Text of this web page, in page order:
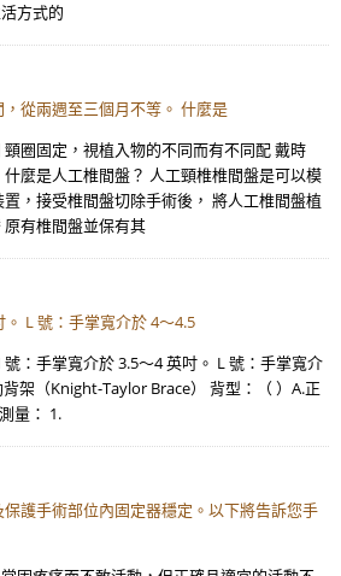
方式的
從兩週至三個月不等。 什麼是
圈固定，視植入物的不同而有不同配 戴時
麼是人工椎間盤？ 人工頸椎椎間盤是可以模
，接受椎間盤切除手術後， 將人工椎間盤植
有椎間盤並保有其
L 號：手掌寬介於 4～4.5
：手掌寬介於 3.5～4 英吋。 L 號：手掌寬介
架（Knight-Taylor Brace） 背型：（ ）A.正
量： 1.
護手術部位內固定器穩定。以下將告訴您手